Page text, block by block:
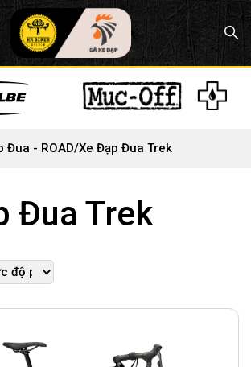
Đua - ROAD/Xe Đạp Đua Trek
Đua Trek